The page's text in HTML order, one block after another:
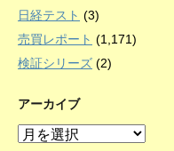
日経テスト (3)
売買レポート (1,171)
検証シリーズ (2)
アーカイブ
ア